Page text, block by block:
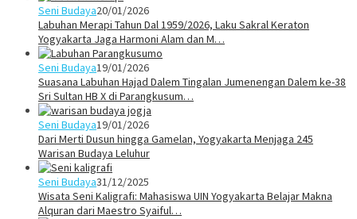
Seni Budaya20/01/2026
Labuhan Merapi Tahun Dal 1959/2026, Laku Sakral Keraton
Yogyakarta Jaga Harmoni Alam dan M…
Seni Budaya19/01/2026
Suasana Labuhan Hajad Dalem Tingalan Jumenengan Dalem ke-38
Sri Sultan HB X di Parangkusum…
Seni Budaya19/01/2026
Dari Merti Dusun hingga Gamelan, Yogyakarta Menjaga 245
Warisan Budaya Leluhur
Seni Budaya31/12/2025
Wisata Seni Kaligrafi: Mahasiswa UIN Yogyakarta Belajar Makna
Alquran dari Maestro Syaiful…